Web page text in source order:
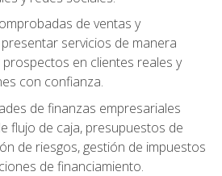
de ventas y
servicios de manera
en clientes reales y
con confianza.
de finanzas empresariales
flujo de caja, presupuestos de
de riesgos, gestión de impuestos
de financiamiento.